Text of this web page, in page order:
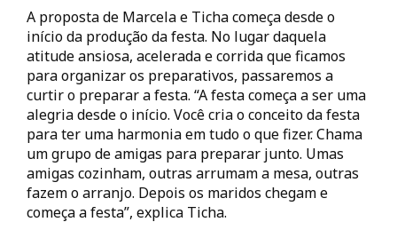
A proposta de Marcela e Ticha começa desde o
início da produção da festa. No lugar daquela
atitude ansiosa, acelerada e corrida que ficamos
para organizar os preparativos, passaremos a
curtir o preparar a festa. “A festa começa a ser uma
alegria desde o início. Você cria o conceito da festa
para ter uma harmonia em tudo o que fizer. Chama
um grupo de amigas para preparar junto. Umas
amigas cozinham, outras arrumam a mesa, outras
fazem o arranjo. Depois os maridos chegam e
começa a festa”, explica Ticha.